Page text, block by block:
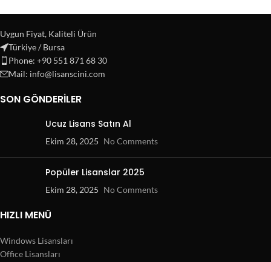
Uygun Fiyat, Kaliteli Ürün
Türkiye / Bursa
Phone: +90 551 871 68 30
Mail: info@lisanscini.com
SON GÖNDERILER
Ucuz Lisans Satın Al
Ekim 28, 2025 No Comments
Popüler Lisanslar 2025
Ekim 28, 2025 No Comments
HIZLI MENÜ
Windows Lisansları
Office Lisansları